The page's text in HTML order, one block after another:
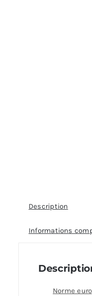
Description
Informations
Norme